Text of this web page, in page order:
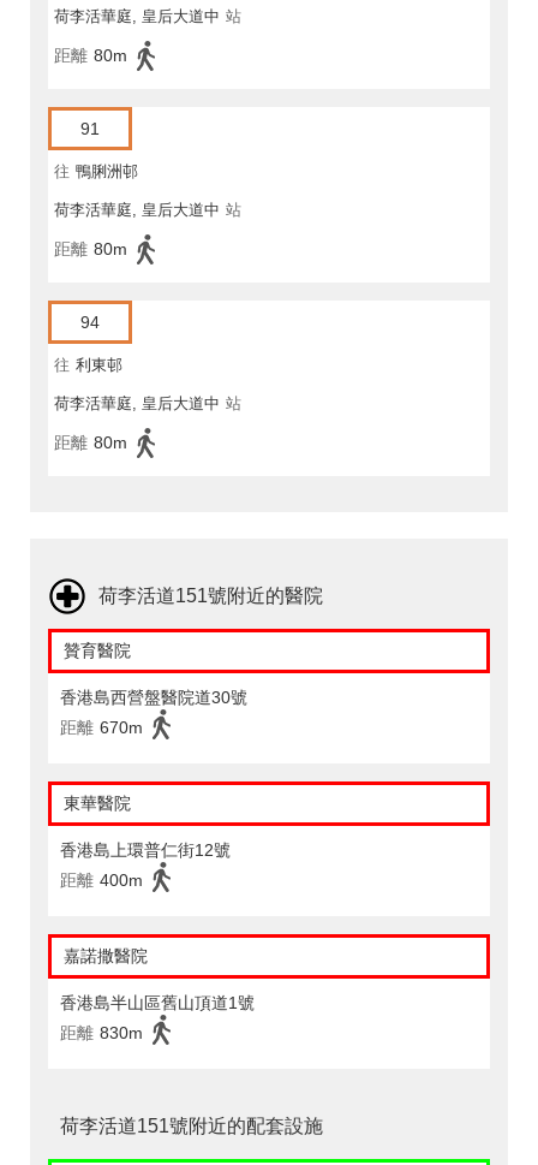
荷李活華庭, 皇后大道中 站
距離 80m
91
往 鴨脷洲邨
荷李活華庭, 皇后大道中 站
距離 80m
94
往 利東邨
荷李活華庭, 皇后大道中 站
距離 80m
荷李活道151號附近的醫院
贊育醫院
香港島西營盤醫院道30號
距離 670m
東華醫院
香港島上環普仁街12號
距離 400m
嘉諾撒醫院
香港島半山區舊山頂道1號
距離 830m
荷李活道151號附近的配套設施